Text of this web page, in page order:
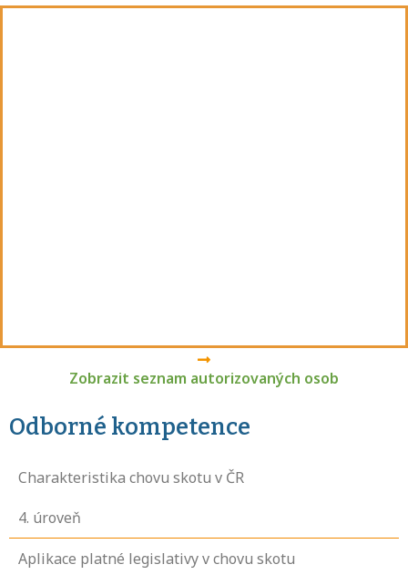
Zobrazit seznam autorizovaných osob
Odborné kompetence
Charakteristika chovu skotu v ČR
4. úroveň
Aplikace platné legislativy v chovu skotu